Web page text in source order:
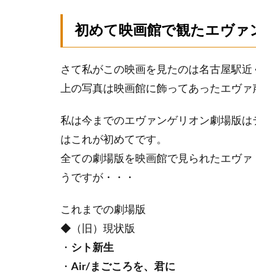
初めて映画館で観たエヴァ
さて私がこの映画を見たのは名古屋駅
上の写真は映画館に飾ってあったエヴ
私は今までのエヴァンゲリオン劇場版
はこれが初めてです。
全ての劇場版を映画館で見られたエヴ
うですが・・・
これまでの劇場版
◆（旧）現状版
・ シト新生
・ Air/まごころを、君に